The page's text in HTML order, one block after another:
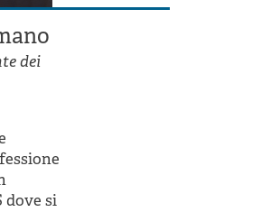
e sostenibilità
Mezzogiorno
dei
dove si